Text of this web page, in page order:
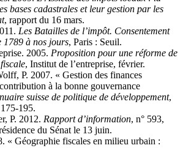
bases cadastrales et leur gestion par les
, rapport du 16 mars.
Les Batailles de l’impôt. Consentement
1789 à nos jours, Paris : Seuil.
2005. Proposition pour une réforme de
, Institut de l’entreprise, février.
P. 2007. « Gestion des finances
à la bonne gouvernance
suisse de politique de développement,
P. 2012. Rapport d’information, n° 593,
du Sénat le 13 juin.
« Géographie fiscales en milieu urbain :